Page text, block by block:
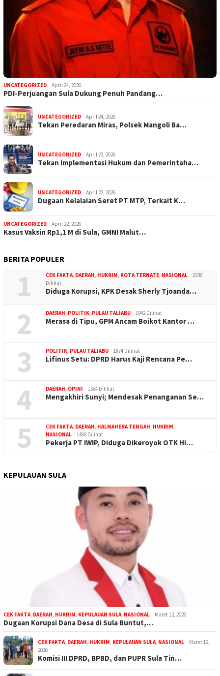
UNCATEGORIZED April 24, 2026
PDI-Perjuangan Sula Dukung Penuh Pandang…
UNCATEGORIZED April 24, 2026
Tekan Peredaran Miras, Polsek Mangoli Ba…
UNCATEGORIZED April 23, 2026
Tekan Implementasi Hukum dan Pemerintaha…
UNCATEGORIZED April 23, 2026
Dugaan Kelalaian Seret PT MTP, Terkait K…
UNCATEGORIZED April 22, 2026
Kasus Vaksin Rp1,1 M di Sula, GMNI Malut…
BERITA POPULER
1 CEK FAKTA DAERAH HUKRIM KOTA TERNATE NASIONAL
2336
Dilihat
Diduga Korupsi, KPK Desak Sherly Tjoanda…
2 DAERAH POLITIK PULAU TALIABU 1942 Dilihat
Merasa di Tipu, GPM Ancam Boikot Kantor …
3 POLITIK PULAU TALIABU 1874 Dilihat
Lifinus Setu: DPRD Harus Kaji Rencana Pe…
4 DAERAH OPINI 1564 Dilihat
Mengakhiri Sunyi; Mendesak Penanganan Se…
5 CEK FAKTA DAERAH HALMAHERA TENGAH HUKRIM
NASIONAL
1486 Dilihat
Pekerja PT IWIP, Diduga Dikeroyok OTK Hi…
KEPULAUAN SULA
CEK FAKTA, DAERAH, HUKRIM, KEPULAUAN SULA, NASIONAL Maret 12, 2026
Dugaan Korupsi Dana Desa di Sula Buntut,…
CEK FAKTA, DAERAH, HUKRIM, KEPULAUAN SULA, NASIONAL
Maret 12,
2026
Komisi III DPRD, BPBD, dan PUPR Sula Tin…